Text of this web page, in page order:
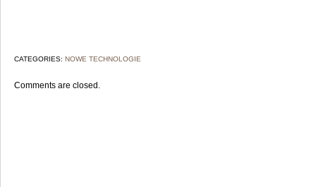
CATEGORIES: NOWE TECHNOLOGIE
Comments are closed.